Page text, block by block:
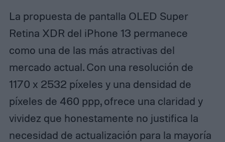
La propuesta de pantalla OLED Super
Retina XDR del iPhone 13 permanece
como una de las más atractivas del
mercado actual. Con una resolución de
1170 x 2532 píxeles y una densidad de
píxeles de 460 ppp, ofrece una claridad y
vividez que honestamente no justifica la
necesidad de actualización para la mayoría